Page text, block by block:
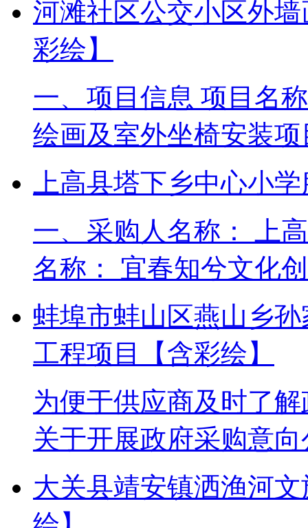
河滩社区公交小区外
彩绘】
一、项目信息 项目名
绘画及室外坐椅安装项
上高县塔下乡中心小
一、采购人名称： 上
名称： 宜春知兮文化
蚌埠市蚌山区燕山乡
工程项目【含彩绘】
为便于供应商及时了
关于开展政府采购意
大关县靖安镇洒渔河